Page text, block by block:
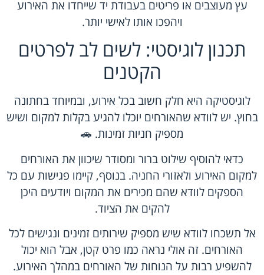
עץ מעוצבים או פריטים בעבודת יד שייחדו את האירוע
ויהפכו אותו לאישי יותר.
תכנון לוגיסטי: לשים לב לפרטים
הקטנים
לוגיסטיקה היא חלק חשוב בכל אירוע, ובמיוחד בחתונה
בחוץ. יש לוודא שהאורחים יוכלו להגיע בקלות למקום ושיש
מספיק חניות זמינות. 🚗
כדאי להוסיף שילוט ברור ומסודר שיכוון את האורחים
למקום האירוע ולאזורי החניה. בנוסף, קיימו פגישות עם כל
הספקים לוודא שהם מכירים את המקום ויודעים היכן
להקים את הציוד.
אל תשכחו לוודא שיש מספיק שירותים זמינים ונגישים לכל
האורחים. זה אולי נראה כמו פרט קטן, אבל הוא יכול
להשפיע רבות על הנוחות של האורחים במהלך האירוע.